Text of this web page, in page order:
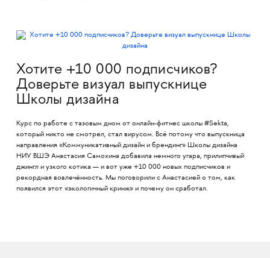
Хотите +10 000 подписчиков?
Доверьте визуал выпускнице
Школы дизайна
Курс по работе с тазовым дном от онлайн-фитнес школы #Sekta,
который никто не смотрел, стал вирусом. Всё потому что выпускница
направления «Коммуникативный дизайн и брендинг» Школы дизайна
НИУ ВШЭ Анастасия Самохина добавила немного угара, прилипчивый
джингл и узкого котика — и вот уже +10 000 новых подписчиков и
рекордная вовлечённость. Мы поговорили с Анастасией о том, как
появился этот «экологичный кринж» и почему он сработал.